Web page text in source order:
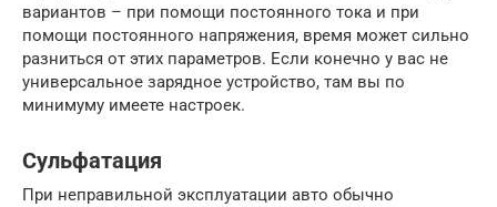
вариантов – при помощи постоянного тока и при
помощи постоянного напряжения, время может сильно
разниться от этих параметров. Если конечно у вас не
универсальное зарядное устройство, там вы по
минимуму имеете настроек.
Сульфатация
При неправильной эксплуатации авто обычно